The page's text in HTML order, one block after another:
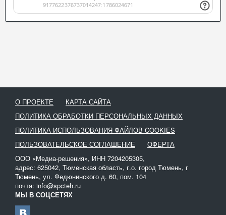
О ПРОЕКТЕ
КАРТА САЙТА
ПОЛИТИКА ОБРАБОТКИ ПЕРСОНАЛЬНЫХ ДАННЫХ
ПОЛИТИКА ИСПОЛЬЗОВАНИЯ ФАЙЛОВ COOKIES
ПОЛЬЗОВАТЕЛЬСКОЕ СОГЛАШЕНИЕ
ОФЕРТА
ООО «Медиа-решения», ИНН 7204205305,
адрес: 625042, Тюменская область, г.о. город Тюмень, г
Тюмень, ул. Федюнинского д. 60, пом. 104
почта: info@spcteh.ru
МЫ В СОЦСЕТЯХ